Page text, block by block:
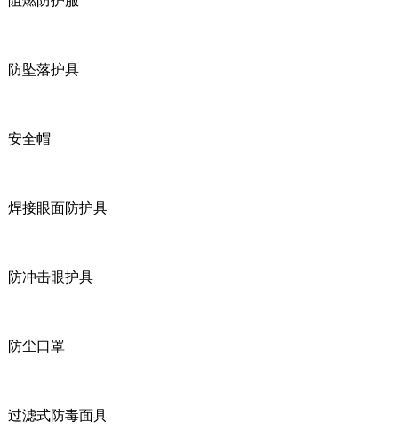
防坠落护具
安全帽
焊接眼面防护具
防冲击眼护具
防尘口罩
过滤式防毒面具